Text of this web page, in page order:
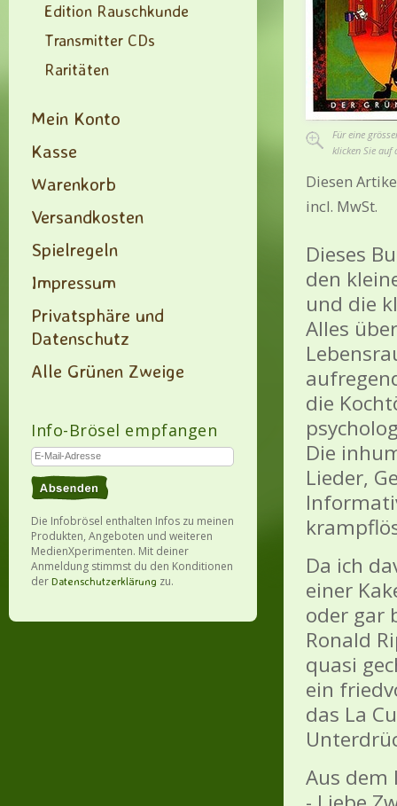
Edition Rauschkunde
Transmitter CDs
Raritäten
Mein Konto
Kasse
Warenkorb
Versandkosten
Spielregeln
Impressum
Privatsphäre und
Datenschutz
Alle Grünen Zweige
Info-Brösel empfangen
Die Infobrösel enthalten Infos zu meinen
Produkten, Angeboten und weiteren
MedienXperimenten. Mit deiner
Anmeldung stimmst du den Konditionen
der Datenschutzerklärung zu.
Für eine
klicken Sie auf
Diesen
incl. MwSt.
Dieses
den
und die
Alles
die
Die
Lieder,
Da ich
einer
oder gar
Ronald
quasi
ein
das La
Aus dem